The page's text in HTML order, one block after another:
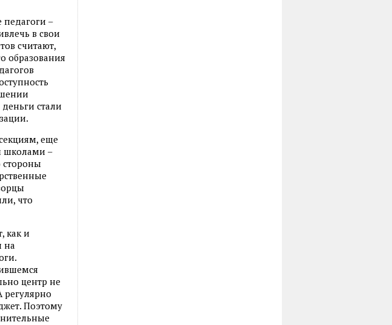
–
в свои
считают,
образования
стали
еще
школами –
что
как и
на
центр не
регулярно
Поэтому